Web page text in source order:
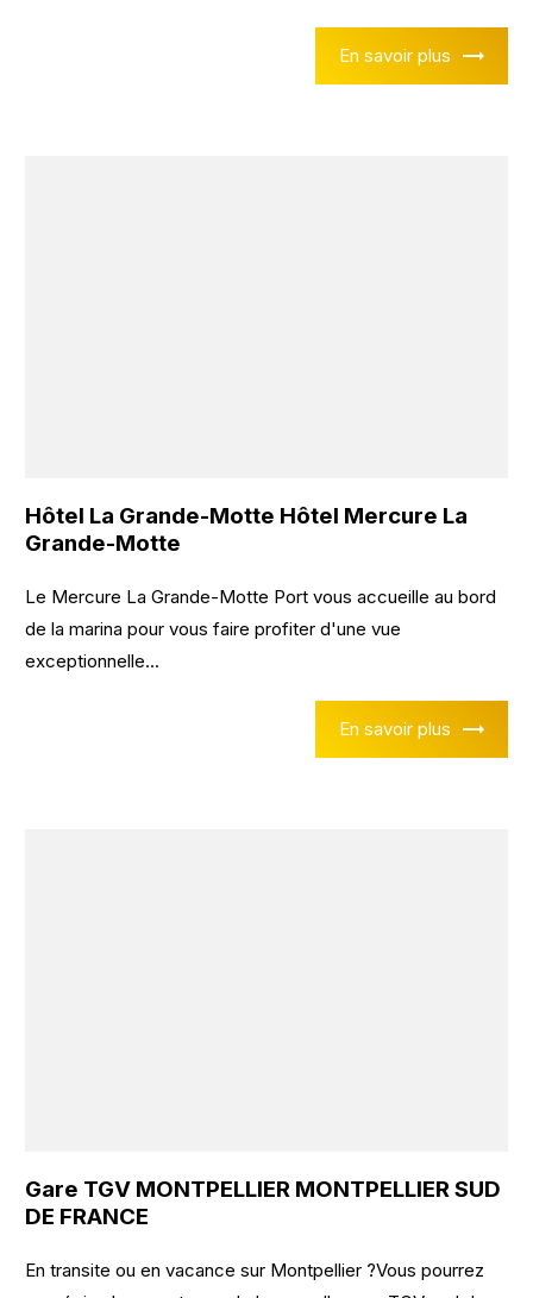
En savoir plus
Hôtel La Grande-Motte Hôtel Mercure La
Grande-Motte
Le Mercure La Grande-Motte Port vous accueille au bord
de la marina pour vous faire profiter d'une vue
exceptionnelle...
En savoir plus
Gare TGV MONTPELLIER MONTPELLIER SUD
DE FRANCE
En transite ou en vacance sur Montpellier ?Vous pourrez